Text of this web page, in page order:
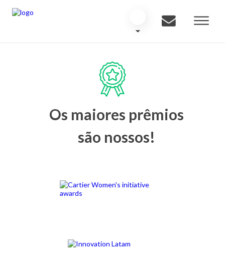
Os maiores prêmios
são nossos!